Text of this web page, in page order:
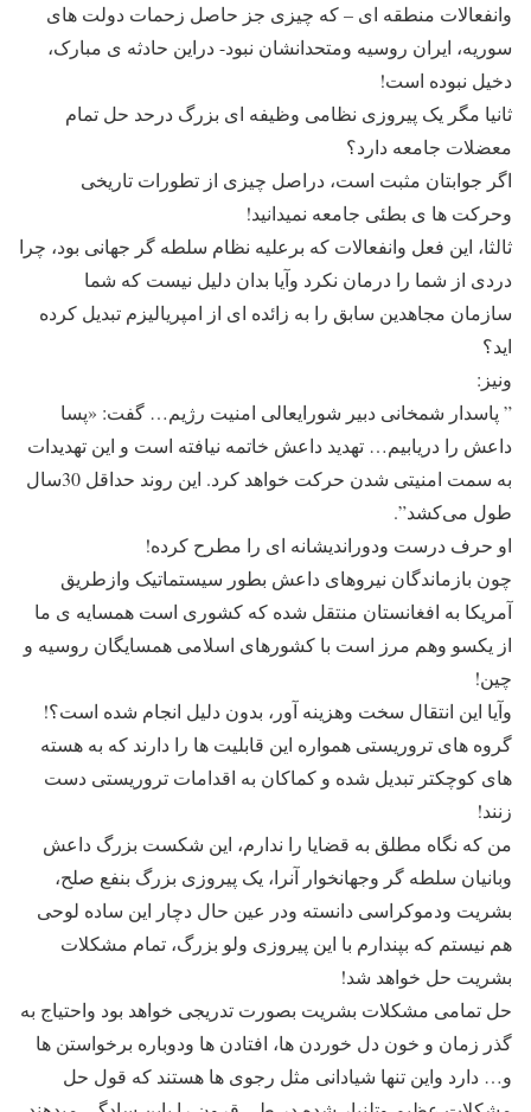
وانفعالات منطقه ای – که چیزی جز حاصل زحمات دولت های
سوریه، ایران روسیه ومتحدانشان نبود- دراین حادثه ی مبارک،
دخیل نبوده است!
ثانیا مگر یک پیروزی نظامی وظیفه ای بزرگ درحد حل تمام
معضلات جامعه دارد؟
اگر جوابتان مثبت است، دراصل چیزی از تطورات تاریخی
وحرکت ها ی بطئی جامعه نمیدانید!
ثالثا، این فعل وانفعالات که برعلیه نظام سلطه گر جهانی بود، چرا
دردی از شما را درمان نکرد وآیا بدان دلیل نیست که شما
سازمان مجاهدین سابق را به زائده ای از امپریالیزم تبدیل کرده
اید؟
ونیز:
” پاسدار شمخانی دبیر شورایعالی امنیت رژیم… گفت: «پسا
داعش را دریابیم… تهدید داعش خاتمه نیافته است و این تهدیدات
به سمت امنیتی شدن حرکت خواهد کرد. این روند حداقل 30سال
طول می‌کشد”.
او حرف درست ودوراندیشانه ای را مطرح کرده!
چون بازماندگان نیروهای داعش بطور سیستماتیک وازطریق
آمریکا به افغانستان منتقل شده که کشوری است همسایه ی ما
از یکسو وهم مرز است با کشورهای اسلامی همسایگان روسیه و
چین!
وآیا این انتقال سخت وهزینه آور، بدون دلیل انجام شده است؟!
گروه های تروریستی همواره این قابلیت ها را دارند که به هسته
های کوچکتر تبدیل شده و کماکان به اقدامات تروریستی دست
زنند!
من که نگاه مطلق به قضایا را ندارم، این شکست بزرگ داعش
وبانیان سلطه گر وجهانخوار آنرا، یک پیروزی بزرگ بنفع صلح،
بشریت ودموکراسی دانسته ودر عین حال دچار این ساده لوحی
هم نیستم که بپندارم با این پیروزی ولو بزرگ، تمام مشکلات
بشریت حل خواهد شد!
حل تمامی مشکلات بشریت بصورت تدریجی خواهد بود واحتیاج به
گذر زمان و خون دل خوردن ها، افتادن ها ودوباره برخواستن ها
و… دارد واین تنها شیادانی مثل رجوی ها هستند که قول حل